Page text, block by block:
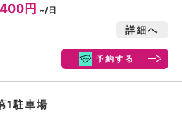
400円 ~/日
詳細へ
予約する
1駐車場